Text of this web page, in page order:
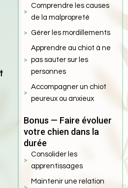
Comprendre les causes
de la malpropreté
Gérer les mordillements
Apprendre au chiot à ne
pas sauter sur les
personnes
Accompagner un chiot
peureux ou anxieux
Bonus — Faire évoluer
votre chien dans la
durée
Consolider les
apprentissages
Maintenir une relation